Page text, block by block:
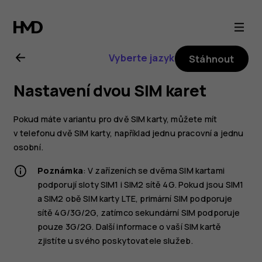
Uživatelská
příručka
k telefonu
Nokia 6
Vyberte jazyk Stáhnout
Nastavení dvou SIM karet
Pokud máte variantu pro dvě SIM karty, můžete mít
v telefonu dvě SIM karty, například jednu pracovní a jednu
osobní.
Poznámka: V zařízeních se dvěma SIM kartami
podporují sloty SIM1 i SIM2 sítě 4G. Pokud jsou SIM1
a SIM2 obě SIM karty LTE, primární SIM podporuje
sítě 4G/3G/2G, zatímco sekundární SIM podporuje
pouze 3G/2G. Další informace o vaší SIM kartě
zjistíte u svého poskytovatele služeb.